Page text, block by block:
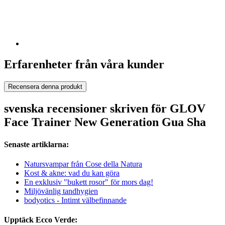
Erfarenheter från våra kunder
Recensera denna produkt
svenska recensioner skriven för GLOV
Face Trainer New Generation Gua Sha
Senaste artiklarna:
Natursvampar från Cose della Natura
Kost & akne: vad du kan göra
En exklusiv "bukett rosor" för mors dag!
Miljövänlig tandhygien
bodyotics - Intimt välbefinnande
Upptäck Ecco Verde: